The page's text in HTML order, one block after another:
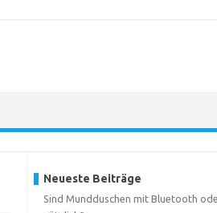
Neueste Beiträge
Sind Mundduschen mit Bluetooth